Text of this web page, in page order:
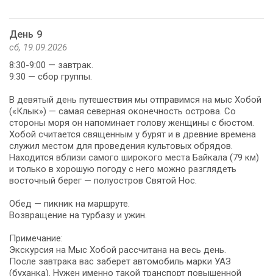
День 9
сб, 19.09.2026
8:30-9:00 — завтрак.
9:30 — сбор группы.
В девятый день путешествия мы отправимся на мыс Хобой
(«Клык») — самая северная оконечность острова. Со
стороны моря он напоминает голову женщины с бюстом.
Хобой считается священным у бурят и в древние времена
служил местом для проведения культовых обрядов.
Находится вблизи самого широкого места Байкала (79 км)
и только в хорошую погоду с него можно разглядеть
восточный берег — полуостров Святой Нос.
Обед — пикник на маршруте.
Возвращение на турбазу и ужин.
Примечание:
Экскурсия на Мыс Хобой рассчитана на весь день.
После завтрака вас заберет автомобиль марки УАЗ
(буханка). Нужен именно такой транспорт повышенной